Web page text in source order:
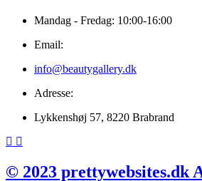
Mandag - Fredag: 10:00-16:00
Email:
info@beautygallery.dk
Adresse:
Lykkenshøj 57, 8220 Brabrand
© 2023 prettywebsites.dk